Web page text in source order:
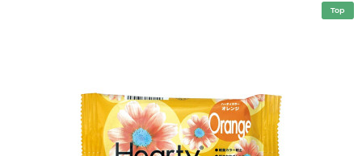
Top